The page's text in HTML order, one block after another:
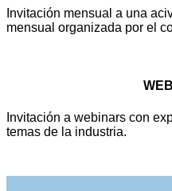
Invitación mensual a una
mensual organizada por el
Invitación a webinars con
temas de la industria.